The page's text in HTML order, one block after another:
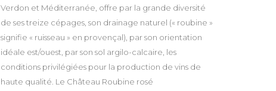
Verdon et Méditerranée, offre par la grande diversité
de ses treize cépages, son drainage naturel (« roubine »
signifie « ruisseau » en provençal), par son orientation
idéale est/ouest, par son sol argilo-calcaire, les
conditions privilégiées pour la production de vins de
haute qualité. Le Château Roubine rosé